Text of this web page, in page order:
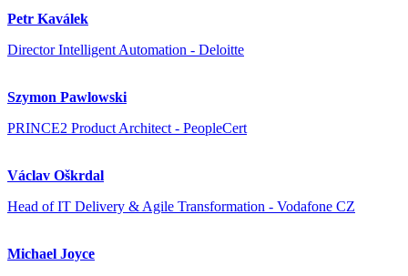
Petr Kaválek
Director Intelligent Automation - Deloitte
Szymon Pawlowski
PRINCE2 Product Architect - PeopleCert
Václav Oškrdal
Head of IT Delivery & Agile Transformation - Vodafone CZ
Michael Joyce